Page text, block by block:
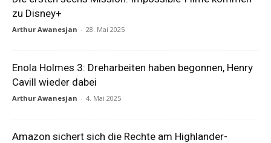
zu Disney+
Arthur Awanesjan - 28. Mai 2025
Enola Holmes 3: Dreharbeiten haben begonnen, Henry
Cavill wieder dabei
Arthur Awanesjan - 4. Mai 2025
Amazon sichert sich die Rechte am Highlander-